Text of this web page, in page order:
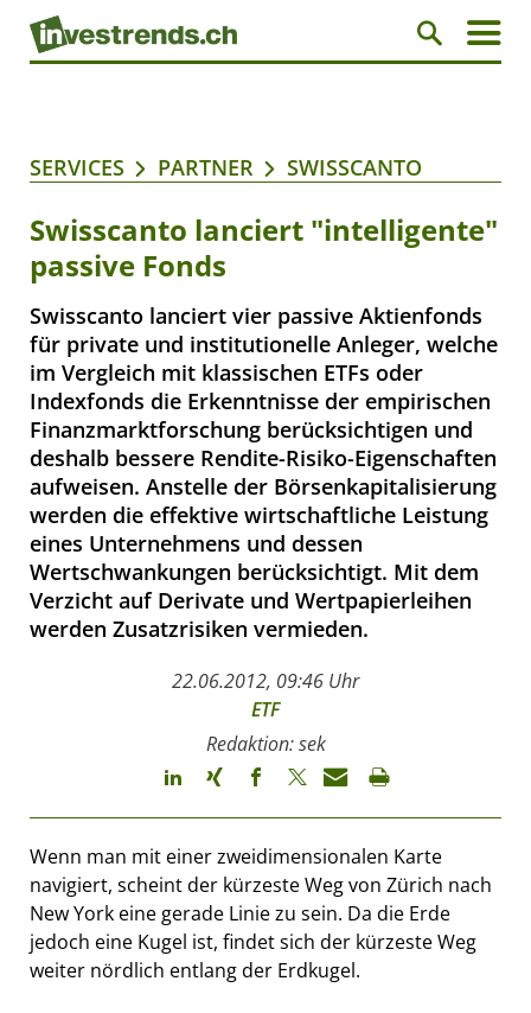
SERVICES PARTNER SWISSCANTO
Swisscanto lanciert "intelligente"
passive Fonds
Swisscanto lanciert vier passive Aktienfonds
für private und institutionelle Anleger, welche
im Vergleich mit klassischen ETFs oder
Indexfonds die Erkenntnisse der empirischen
Finanzmarktforschung berücksichtigen und
deshalb bessere Rendite-Risiko-Eigenschaften
aufweisen. Anstelle der Börsenkapitalisierung
werden die effektive wirtschaftliche Leistung
eines Unternehmens und dessen
Wertschwankungen berücksichtigt. Mit dem
Verzicht auf Derivate und Wertpapierleihen
werden Zusatzrisiken vermieden.
22.06.2012, 09:46 Uhr
ETF
Redaktion: sek
Wenn man mit einer zweidimensionalen Karte
navigiert, scheint der kürzeste Weg von Zürich nach
New York eine gerade Linie zu sein. Da die Erde
jedoch eine Kugel ist, findet sich der kürzeste Weg
weiter nördlich entlang der Erdkugel.